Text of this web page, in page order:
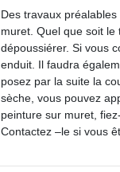
Des travaux
muret. Quel que soit
dépoussiérer. Si vous
enduit. Il faudra
posez par la suite la
sèche, vous pouvez
peinture sur muret,
Contactez –le si vous